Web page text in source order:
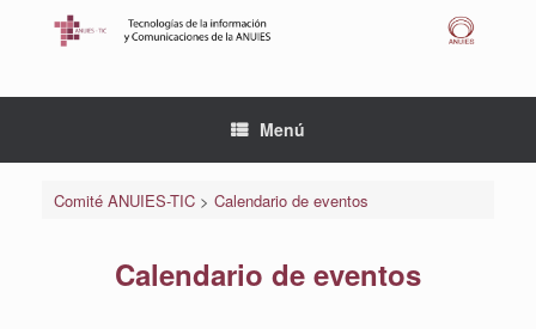
Menú
Comité ANUIES-TIC> Calendario de eventos
Calendario de eventos